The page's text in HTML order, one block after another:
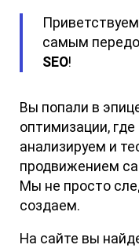
самым
SEO!
Вы попали в
оптимизации,
анализируем и
продвижением
Мы не просто
создаем.
На сайте вы